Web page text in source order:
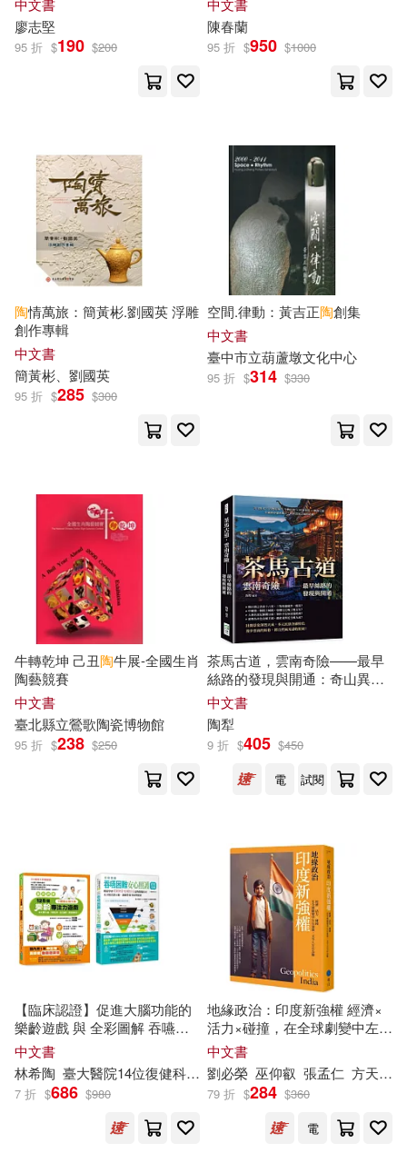
方天賜(2) 李世暉(2)
柯筆辰(2)
楊伯峻(2)
楊建文(2)
楊智鈞(2) 楊澄甫，邵奇青(2)
楊逵(2)
歐陽竟無(2)
海明威(2)
漫畫/星期一回收日(2)
王世龍，蔣成峰（主編）(2)
王迪平(2) 班志銘（編）(2)
華幼武(2)
邱師儀(2) 陶悅（主編）(2)
陶淵明(2) 陶紅亮主編(2)
陶行知(2) 陶雨融(2)
陶龍生(2) 高也陶(2)
魏錫賓(2) 鮑成中（主編）(2)
北京理工大學出版社(4)
文鶴出版(4)
機械工業出版社(4)
海豚出版社(4)
百花文藝出版社(4) 禾廣(4)
萬卷出版公司(4) 蓋亞(4)
三民輔考(3)
上海外語教育出版社(3)
世界圖書出版公司北京公司(3)
中國書店(3)
中國法制出版社(3)
中國美術學院出版社(3)
人民衛生出版社(3)
北京工藝美術出版社(3)
北京科學技術出版社(3)
原水(3)
吉林科學技術出版社(3)
中文書
廖志堅
95 折 $190 $200
中文書
陳春蘭
95 折 $950 $1000
陶情萬旅：簡黃彬.劉國英 浮雕
創作專輯
中文書
簡黃彬、劉國英
95 折 $285 $300
空間.律動：黃吉正陶創集
中文書
臺中市立葫蘆墩文化中心
95 折 $314 $330
牛轉乾坤 己丑陶牛展-全國生肖
陶藝競賽
中文書
臺北縣立鶯歌陶瓷博物館
95 折 $238 $250
茶馬古道，雲南奇險——最早
絲路的發現與開通：奇山異水×
西雙版納×少數民族×村寨建築
×銀飾工藝，中緬國界遺世獨
立，探索雲海之南的壯麗
中文書
陶犁
9 折 $405 $450
電
試閱
【臨床認證】促進大腦功能的
樂齡遊戲 與 全彩圖解 吞嚥困
難安心照護飲食套書(共2本)：
125個樂齡專注力遊戲+吞嚥困
難安心照護飲食全書
中文書
林希陶 臺大醫院14位復健科&營養師團隊 許正典
7 折 $686 $980
地緣政治：印度新強權 經濟×
活力×碰撞，在全球劇變中左右
逢源，又令人左右為難
中文書
劉必榮 巫仰叡 張孟仁 方天賜
79 折 $284 $360
電